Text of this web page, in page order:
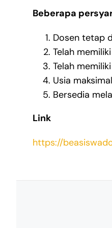
Beberapa
Dosen tetap
Telah
Telah
Usia
Bersedia
Link
https://